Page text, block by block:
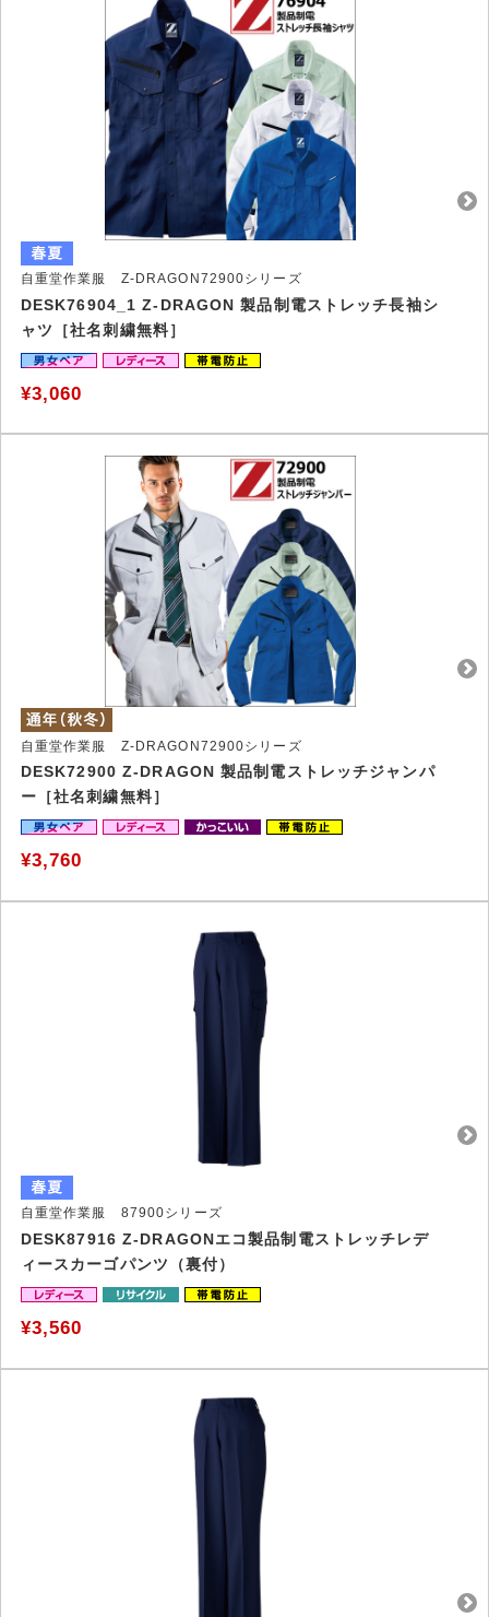
自重堂作業服 Z-DRAGON72900シリーズ
DESK76904_1 Z-DRAGON 製品制電ストレッチ長袖シ
ャツ［社名刺繍無料］
¥3,060
自重堂作業服 Z-DRAGON72900シリーズ
DESK72900 Z-DRAGON 製品制電ストレッチジャンパ
ー［社名刺繍無料］
¥3,760
自重堂作業服 87900シリーズ
DESK87916 Z-DRAGONエコ製品制電ストレッチレデ
ィースカーゴパンツ（裏付）
¥3,560